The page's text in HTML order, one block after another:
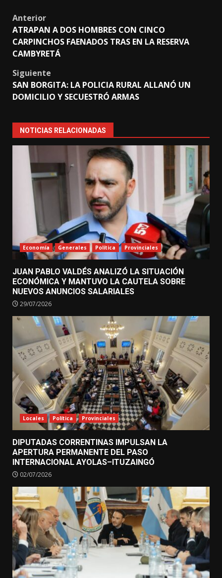
Post
navigation
Anterior
ATRAPAN A DOS HOMBRES CON CINCO
CARPINCHOS FAENADOS TRAS EN LA RESERVA
CAMBYRETÁ
Siguiente
SAN BORGITA: LA POLICIA RURAL ALLANÓ UN
DOMICILIO Y SECUESTRÓ ARMAS
NOTICIAS RELACIONADAS
Economía Generales Política Provinciales
JUAN PABLO VALDÉS ANALIZÓ LA SITUACIÓN
ECONÓMICA Y MANTUVO LA CAUTELA SOBRE
NUEVOS ANUNCIOS SALARIALES
29/07/2026
Locales Política Provinciales
DIPUTADAS CORRENTINAS IMPULSAN LA
APERTURA PERMANENTE DEL PASO
INTERNACIONAL AYOLAS–ITUZAINGÓ
02/07/2026